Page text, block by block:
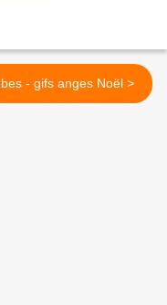
Tubes - gifs anges Noël >